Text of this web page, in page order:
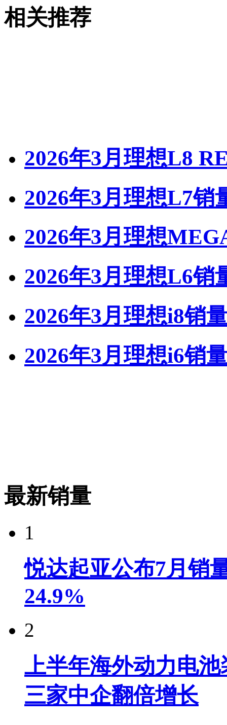
相关推荐
2026年3月理想L8
2026年3月理想L7销
2026年3月理想
2026年3月理想L6销
2026年3月理想i8销
2026年3月理想i6销
最新销量
1
悦达起亚公布7月销
24.9%
2
上半年海外动力电
三家中企翻倍增长